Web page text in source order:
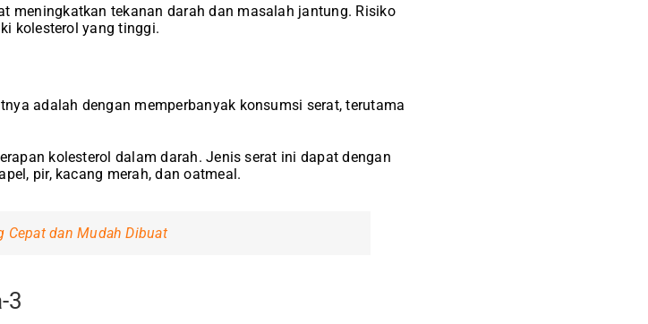
meningkatkan tekanan darah dan masalah jantung. Risiko
kolesterol yang tinggi.
adalah dengan memperbanyak konsumsi serat, terutama
kolesterol dalam darah. Jenis serat ini dapat dengan
pir, kacang merah, dan oatmeal.
Cepat dan Mudah Dibuat
3